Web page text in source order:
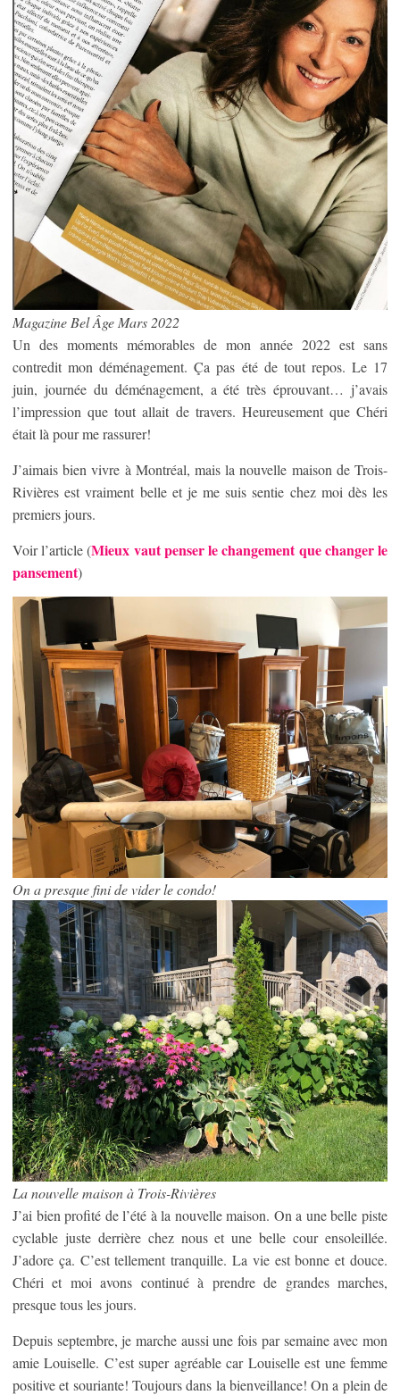
Magazine Bel Âge Mars 2022
Un des moments mémorables de mon année 2022 est sans
contredit mon déménagement. Ça pas été de tout repos. Le 17
juin, journée du déménagement, a été très éprouvant… j’avais
l’impression que tout allait de travers. Heureusement que Chéri
était là pour me rassurer!
J’aimais bien vivre à Montréal, mais la nouvelle maison de Trois-
Rivières est vraiment belle et je me suis sentie chez moi dès les
premiers jours.
Voir l’article (Mieux vaut penser le changement que changer le
pansement)
On a presque fini de vider le condo!
La nouvelle maison à Trois-Rivières
J’ai bien profité de l’été à la nouvelle maison. On a une belle piste
cyclable juste derrière chez nous et une belle cour ensoleillée.
J’adore ça. C’est tellement tranquille. La vie est bonne et douce.
Chéri et moi avons continué à prendre de grandes marches,
presque tous les jours.
Depuis septembre, je marche aussi une fois par semaine avec mon
amie Louiselle. C’est super agréable car Louiselle est une femme
positive et souriante! Toujours dans la bienveillance! On a plein de